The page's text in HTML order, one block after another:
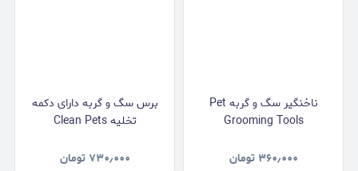
ناخنگیر سگ و گربه Pet
Grooming Tools
۳۶۰٫۰۰۰ تومان
برس سگ و گربه دارای دکمه
تخلیه Clean Pets
۷۳۰٫۰۰۰ تومان